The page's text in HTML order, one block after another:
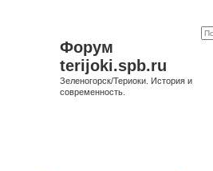
Форум
terijoki.spb.ru
Зеленогорск/Териоки. История и
современность.